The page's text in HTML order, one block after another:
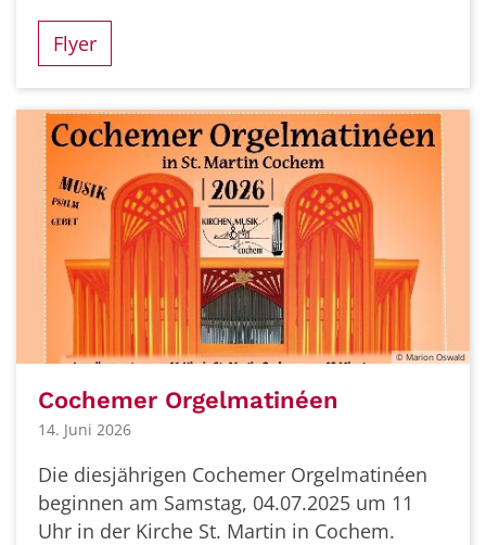
Flyer
© Marion Oswald
Cochemer Orgelmatinéen
14. Juni 2026
Die diesjährigen Cochemer Orgelmatinéen
beginnen am Samstag, 04.07.2025 um 11
Uhr in der Kirche St. Martin in Cochem.